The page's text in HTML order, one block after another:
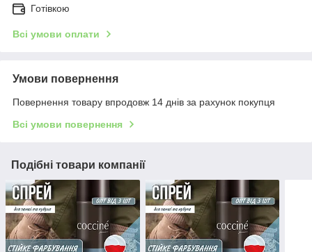
Готівкою
Всі умови оплати
Умови повернення
Повернення товару впродовж 14 днів за рахунок покупця
Всі умови повернення
Подібні товари компанії